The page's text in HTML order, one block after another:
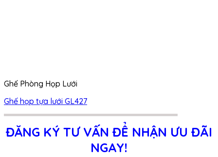
Ghế Phòng Họp Lưới
Ghế họp tựa lưới GL427
ĐĂNG KÝ TƯ VẤN ĐỂ NHẬN ƯU ĐÃI
NGAY!